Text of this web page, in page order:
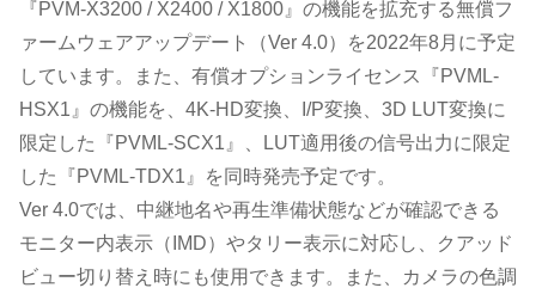
『PVM-X3200 / X2400 / X1800』の機能を拡充する無償フ
ァームウェアアップデート（Ver 4.0）を2022年8月に予定
しています。また、有償オプションライセンス『PVML-
HSX1』の機能を、4K-HD変換、I/P変換、3D LUT変換に
限定した『PVML-SCX1』、LUT適用後の信号出力に限定
した『PVML-TDX1』を同時発売予定です。
Ver 4.0では、中継地名や再生準備状態などが確認できる
モニター内表示（IMD）やタリー表示に対応し、クアッド
ビュー切り替え時にも使用できます。また、カメラの色調